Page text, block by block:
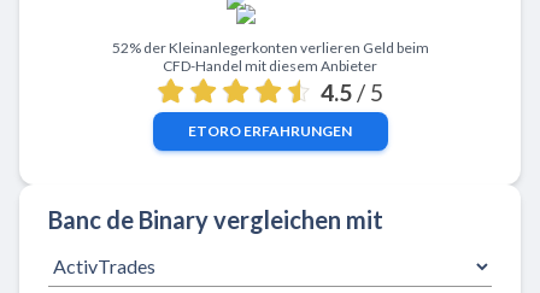
Zu eToro
52% der Kleinanlegerkonten verlieren Geld beim
CFD-Handel mit diesem Anbieter
4.5 / 5
ETORO ERFAHRUNGEN
Banc de Binary vergleichen mit